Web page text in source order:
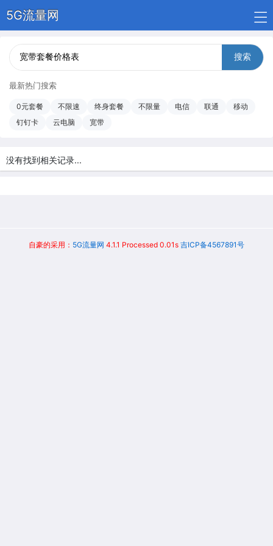
5G流量网
搜索
最新热门搜索
0元套餐 不限速 终身套餐 不限量 电信 联通
移动
钉钉卡
云电脑 宽带
没有找到相关记录...
自豪的采用： 5G流量网 4.1.1 Processed 0.01s 吉ICP备4567891号